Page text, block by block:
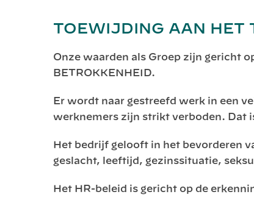
TOEWIJDING AAN HET
Onze waarden als Groep zijn gericht
BETROKKENHEID.
Er wordt naar gestreefd werk in een
werknemers zijn strikt verboden. Dat
Het bedrijf gelooft in het bevorderen
geslacht, leeftijd, gezinssituatie,
Het HR-beleid is gericht op de